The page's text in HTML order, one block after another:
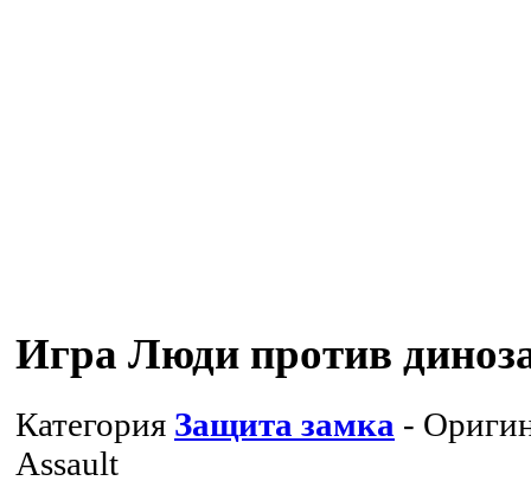
Игра Люди против
Категория Защита замка -
Assault